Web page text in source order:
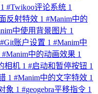
1 #Twikoo评论系统 1
反射特效 1 #Manim中的
中使用背景图片 1
#Git账户设置 1 #Manim中
#Manim中的动画效果 1
相机 1 #启动和暂停按钮 1
1 #Manim中的文字特效 1
象 1 #geogebra平移指令 1